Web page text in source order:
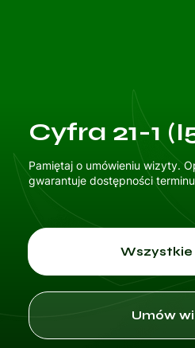
Cyfra 21-1
Pamiętaj o umówieniu wizyty.
gwarantuje dostępności
Wszystkie
Umów